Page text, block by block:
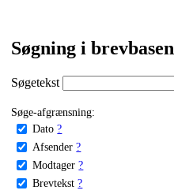
Søgning i brevbasen
Søgetekst
Søge-afgrænsning:
Dato ?
Afsender ?
Modtager ?
Brevtekst ?